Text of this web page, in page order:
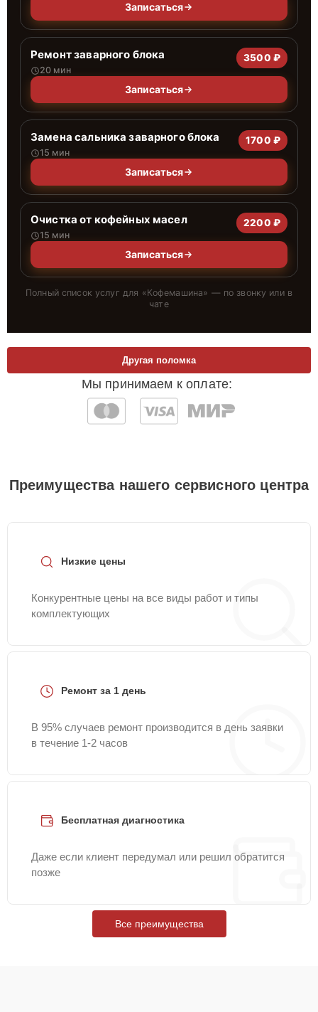
Записаться
Ремонт заварного блока
20 мин
3500 ₽
Записаться
Замена сальника заварного блока
15 мин
1700 ₽
Записаться
Очистка от кофейных масел
15 мин
2200 ₽
Записаться
Полный список услуг для «Кофемашина» — по звонку или в
чате
Мы принимаем к оплате:
Другая поломка
Преимущества нашего сервисного центра
Низкие цены
Конкурентные цены на все виды работ и типы
комплектующих
Ремонт за 1 день
В 95% случаев ремонт производится в день заявки
в течение 1-2 часов
Бесплатная диагностика
Даже если клиент передумал или решил обратится
позже
Все преимущества